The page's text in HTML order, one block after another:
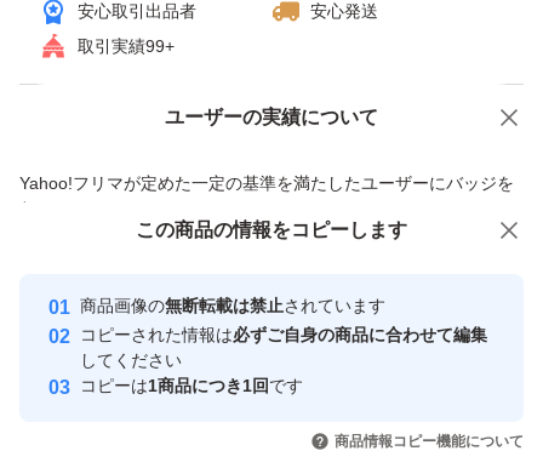
安心取引出品者
安心発送
取引実績99+
ユーザーの実績について
Yahoo!フリマが定めた一定の基準を満たしたユーザーにバッジを
付与しています
安心取引出品者
心・安全なユーザーです
取引実績
引を完了させた実績があります
価格の相談 商品への質問
この商品の情報をコピーします
商品画像の無断転載は禁止されています
コピーされた情報は必ずご自身の商品に合わせて編集
してください
コピーは1商品につき1回です
商品情報コピー機能について
この商品をみている人にオススメ